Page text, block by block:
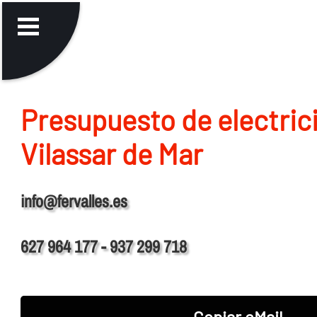
Presupuesto de
Vilassar de Mar
info@fervalles.es
627 964 177 - 937 299 718